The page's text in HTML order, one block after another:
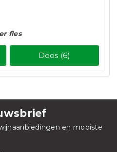
fles
Doos (6)
en mooiste